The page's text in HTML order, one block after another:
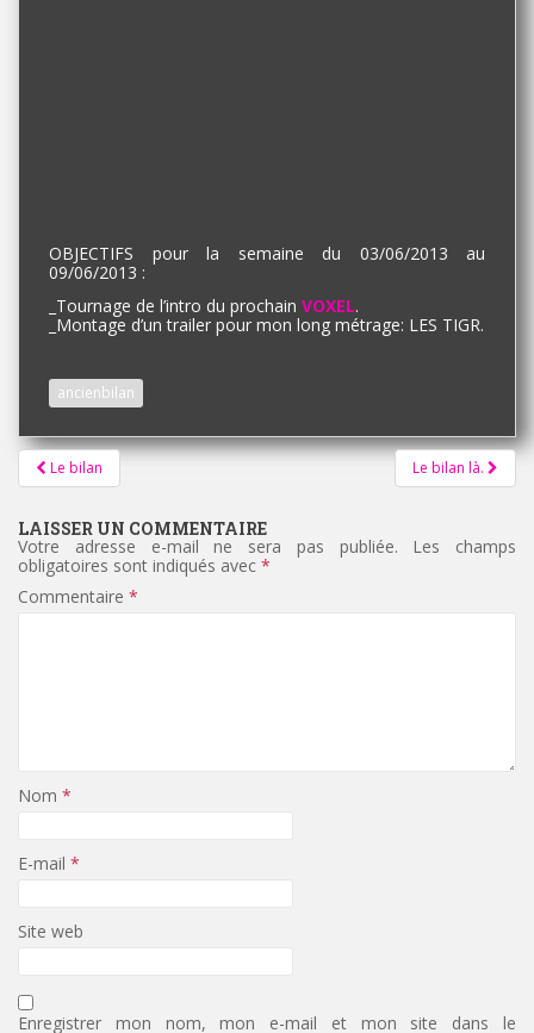
OBJECTIFS pour la semaine du 03/06/2013 au
09/06/2013 :
Tournage de l’intro du prochain VOXEL.
Montage d’un trailer pour mon long métrage: LES TIGR.
ancienbilan
Pagination
d'article
Le bilan Le bilan là.
LAISSER UN COMMENTAIRE
Votre adresse e-mail ne sera pas publiée.
Les champs
obligatoires sont indiqués avec *
Commentaire *
Nom *
E-mail *
Site web
Enregistrer mon nom, mon e-mail et mon site dans le